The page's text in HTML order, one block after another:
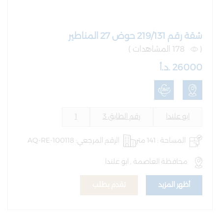
شقة رقم 219/131 حوض 27 المناطير
(
26000 .د.أ
ابو علندا رقم الطابق 3 1
المساحة : 141 متر
الرقم المرجعي: AQ-RE-100118
محافظة العاصمة , ابو علندا
أظهر المزيد